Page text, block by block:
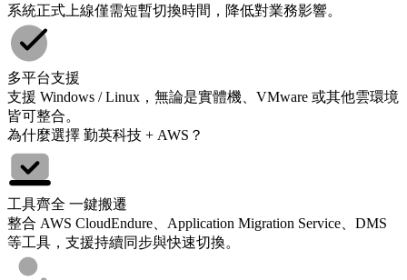
系統正式上線僅需短暫切換時間，降低對業務影響。
多平台支援
支援 Windows / Linux，無論是實體機、VMware 或其他雲環境
皆可整合。
為什麼選擇 勤英科技 + AWS？
工具齊全 一鍵搬遷
整合 AWS CloudEndure、Application Migration Service、DMS
等工具，支援持續同步與快速切換。